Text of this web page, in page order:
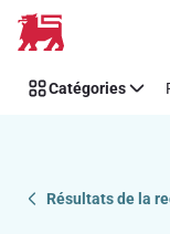
Passer
Recipe
Details
Catégories
Résultats de la